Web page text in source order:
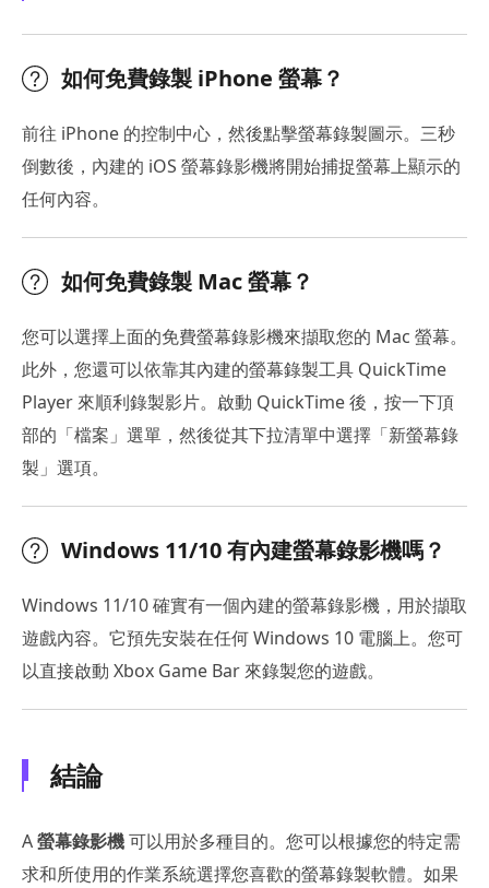
如何免費錄製 iPhone 螢幕？
前往 iPhone 的控制中心，然後點擊螢幕錄製圖示。三秒
倒數後，內建的 iOS 螢幕錄影機將開始捕捉螢幕上顯示的
任何內容。
如何免費錄製 Mac 螢幕？
您可以選擇上面的免費螢幕錄影機來擷取您的 Mac 螢幕。
此外，您還可以依靠其內建的螢幕錄製工具 QuickTime
Player 來順利錄製影片。啟動 QuickTime 後，按一下頂
部的「檔案」選單，然後從其下拉清單中選擇「新螢幕錄
製」選項。
Windows 11/10 有內建螢幕錄影機嗎？
Windows 11/10 確實有一個內建的螢幕錄影機，用於擷取
遊戲內容。它預先安裝在任何 Windows 10 電腦上。您可
以直接啟動 Xbox Game Bar 來錄製您的遊戲。
結論
A螢幕錄影機可以用於多種目的。您可以根據您的特定需
求和所使用的作業系統選擇您喜歡的螢幕錄製軟體。如果